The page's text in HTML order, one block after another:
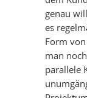
genau
es
Form
man
parallele